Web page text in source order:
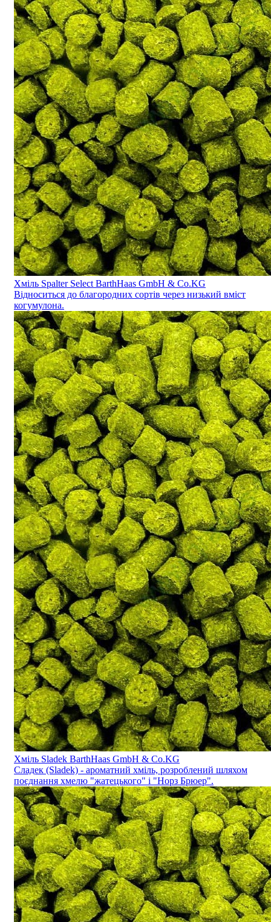
Хміль Spalter Select BarthHaas GmbH & Co.KG
Відноситься до благородних сортів через низький вміст
когумулона.
Хміль Sladek BarthHaas GmbH & Co.KG
Сладек (Sladek) - ароматний хміль, розроблений шляхом
поєднання хмелю "жатецького" і "Норз Брюер".